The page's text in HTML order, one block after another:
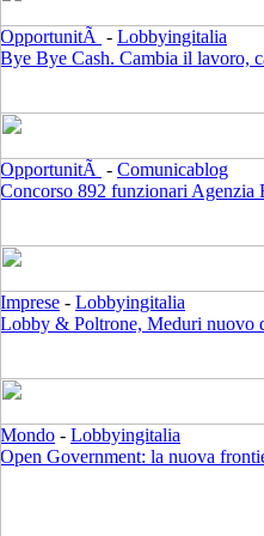
OpportunitÃ - Lobbyingitalia
Bye Bye Cash. Cambia il lavoro,
OpportunitÃ - Comunicablog
Concorso 892 funzionari Agenzia
Imprese - Lobbyingitalia
Lobby & Poltrone, Meduri nuovo
Mondo - Lobbyingitalia
Open Government: la nuova